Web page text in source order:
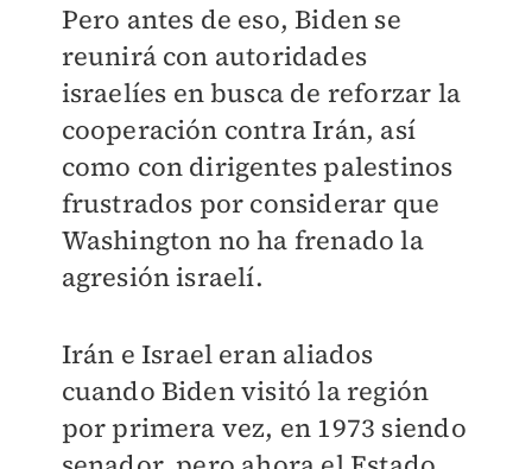
Pero antes de eso, Biden se
reunirá con autoridades
israelíes en busca de reforzar la
cooperación contra Irán, así
como con dirigentes palestinos
frustrados por considerar que
Washington no ha frenado la
agresión israelí.
Irán e Israel eran aliados
cuando Biden visitó la región
por primera vez, en 1973 siendo